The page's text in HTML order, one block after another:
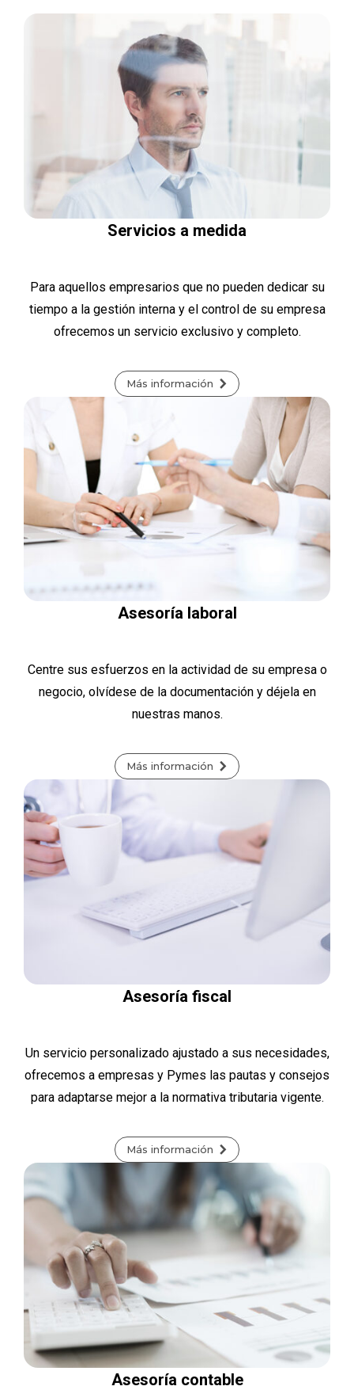
Servicios a medida
Para aquellos empresarios que no pueden dedicar su
tiempo a la gestión interna y el control de su empresa
ofrecemos un servicio exclusivo y completo.
Más información
Asesoría laboral
Centre sus esfuerzos en la actividad de su empresa o
negocio, olvídese de la documentación y déjela en
nuestras manos.
Más información
Asesoría fiscal
Un servicio personalizado ajustado a sus necesidades,
ofrecemos a empresas y Pymes las pautas y consejos
para adaptarse mejor a la normativa tributaria vigente.
Más información
Asesoría contable